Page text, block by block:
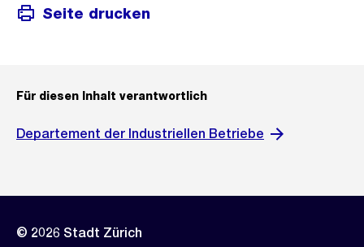
Seite drucken
Für diesen Inhalt verantwortlich
Departement der Industriellen Betriebe
© 2026 Stadt Zürich